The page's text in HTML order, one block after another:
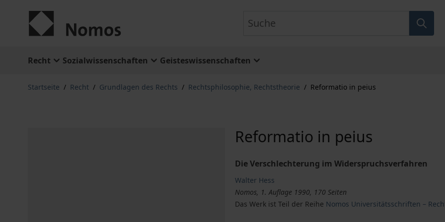
Recht Sozialwissenschaften Geisteswissenschaften
Startseite / Recht / Grundlagen des Rechts / Rechtsphilosophie, Rechtstheorie / Reformatio in peius
Reformatio in peius
Die Verschlechterung im Widerspruchsverfahren
Walter Hess
Nomos, 1. Auflage 1990, 170 Seiten
Das Werk ist Teil der Reihe Nomos Universitätsschriften –